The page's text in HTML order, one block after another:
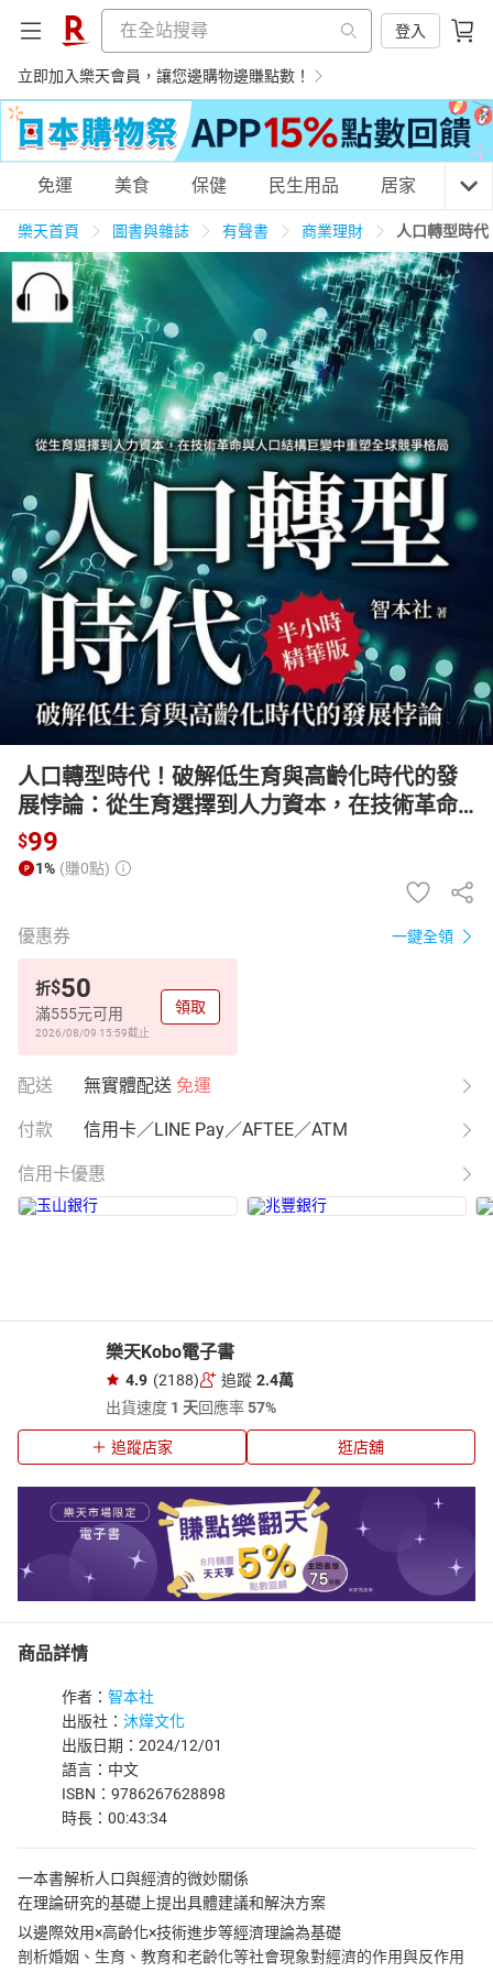
登入
立即加入樂天會員，讓您邊購物邊賺點數！
購物網分類
天天免運 美食蛋糕 養生保健 民生用品
居家生活 3C家電 運動休閒 親子玩具
女裝 男裝 化妝保養 情趣用品
日本購物 電子/紙本書
HOT
免運 美食 保健 民生用品 居家 3C
樂天首頁 圖書與雜誌 有聲書 商業理財 人口轉型時
人口轉型時代！破解低生育與高齡化時代的發
展悖論：從生育選擇到人力資本，在技術革命
與人口結構巨變中重塑全球競爭格局【有聲
書】
$99
1% (賺0點)
優惠券 一鍵全領
折$50
滿555元可用
2026/08/09 15:59截止
領取
配送 無實體配送 免運
付款 信用卡／LINE Pay／AFTEE／ATM
信用卡優惠
樂天Kobo電子書
4.9 (2188) 追蹤 2.4萬
出貨速度 1 天回應率57%
追蹤店家 逛店舖
商品詳情
作者： 智本社
出版社： 沐燁文化
出版日期：2024/12/01
語言：中文
ISBN：9786267628898
時長：00:43:34
一本書解析人口與經濟的微妙關係
在理論研究的基礎上提出具體建議和解決方案
以邊際效用×高齡化×技術進步等經濟理論為基礎
剖析婚姻、生育、教育和老齡化等社會現象對經濟的作用與反作用